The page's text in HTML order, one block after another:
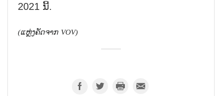
2021 ນີ້.
(ແຫຼ່ງຄັດຈາກ VOV)